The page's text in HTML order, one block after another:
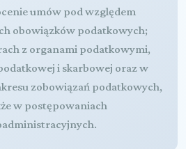
umów pod względem
obowiązków podatkowych;
z organami podatkowymi,
i skarbowej oraz w
zobowiązań podatkowych,
w postępowaniach